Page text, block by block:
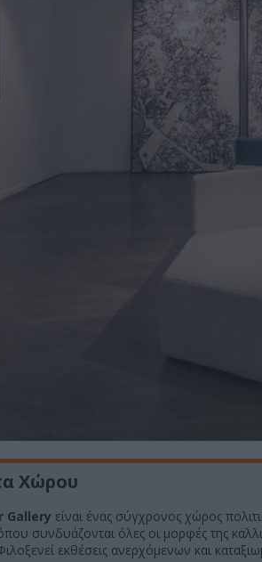
Χώρου
Gallery είναι ένας σύγχρονος χώρος
συνδυάζονται όλες οι μορφές της
εκθέσεις ανερχόμενων και